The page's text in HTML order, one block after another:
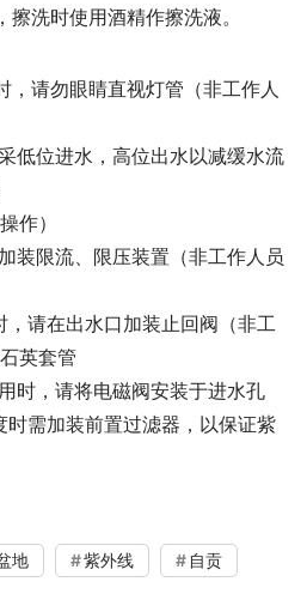
洗时使用酒精作擦洗液。
请勿眼睛直视灯管（非工作人
位进水，高位出水以减缓水流
作）
限流、限压装置（非工作人员
请在出水口加装止回阀（非工
英套管
，请将电磁阀安装于进水孔
需加装前置过滤器，以保证紫
地 紫外线
自贡